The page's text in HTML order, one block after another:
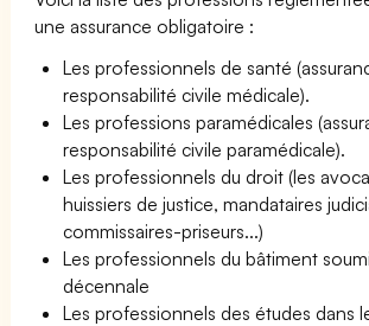
une assurance obligatoire :
Les professionnels de santé
responsabilité civile médicale).
Les professions paramédicales
responsabilité civile paramédicale).
Les professionnels du droit (les
huissiers de justice, mandataires
commissaires-priseurs...)
Les professionnels du bâtiment
décennale
Les professionnels des études dans